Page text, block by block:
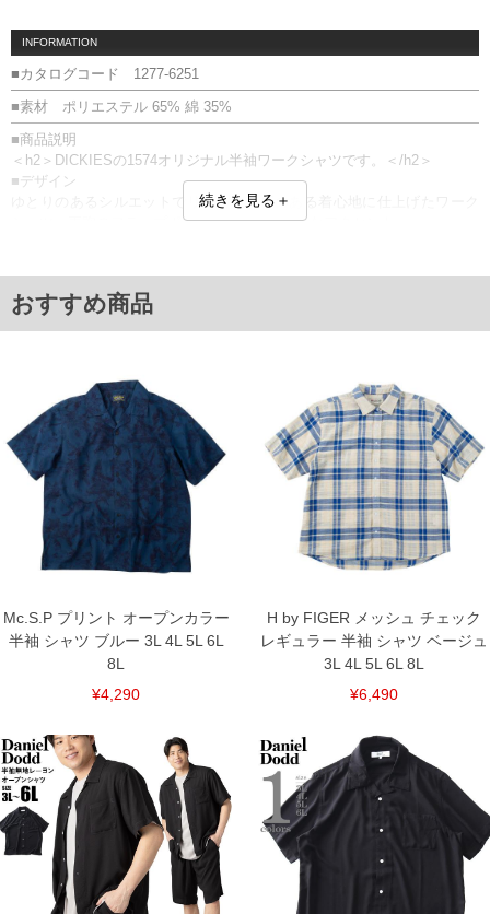
INFORMATION
■カタログコード 1277-6251
■素材 ポリエステル 65% 綿 35%
■商品説明
＜h2＞DICKIESの1574オリジナル半袖ワークシャツです。＜/h2＞
■デザイン
ゆとりのあるシルエットでリラックス感のある着心地に仕上げたワーク
シャツ。両胸のフラップポケットがカジュアルなアクセント。
・ハリのある手触りと質感が特徴のポリエステルコットン生地
透け感：無し
＝＝＝＝＝＝＝＝＝＝＝＝
■その他
【カラーについて】
カーキ：若干グリーンがかった、ベージュに近いカラーです。
胸フラップポケット／バックタック無
■サイズ表
サイズ/バスト/総丈/裾周り/肩幅/裄丈
3L/156/86/156/62/62
5L/176/86/176/67/62
単位はcm
※【返品交換について】
下着(肌着)やワイシャツは商品の性質上、返品交換不可とさせて頂いております。予め
※【ボトムの裾上げをご希望の場合】
裾上げ料金は500円+税となります。
備考欄に股下●cmとご記入下さい。（裾上げ無料対象商品は1本につき税込6,000円以
上の品が対象。1本5,999円以下の商品は有料（500円+税）となります。）
出荷まで約1週間～20日間程お時間を頂く場合がございます。
尚、裾上げした商品は返品・交換不可となりますので、予めご了承下さい。
一部、お直しに対応出来ない商品がございます。(例：裾にファスナーや調節ひもが付
いている、極端なデザインが施されている等)
※商品によって若干のサイズの誤差がございます。また、お客様がご使用の環境（コ
続きを見る＋
おすすめ商品
Mc.S.P プリント オープンカラー
半袖 シャツ ブルー 3L 4L 5L 6L
8L
¥4,290
H by FIGER メッシュ チェック
レギュラー 半袖 シャツ ベージュ
3L 4L 5L 6L 8L
¥6,490